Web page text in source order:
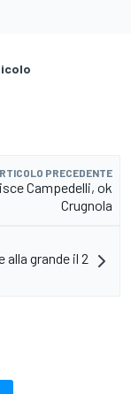
PRECEDENTE
Campedelli, ok
Crugnola
grande il 2